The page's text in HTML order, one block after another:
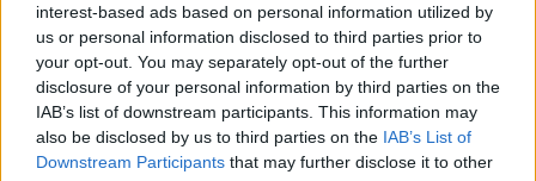
interest-based ads based on personal information utilized by
us or personal information disclosed to third parties prior to
your opt-out. You may separately opt-out of the further
disclosure of your personal information by third parties on the
IAB’s list of downstream participants. This information may
also be disclosed by us to third parties on the IAB’s List of
Downstream Participants that may further disclose it to other
Comentário: